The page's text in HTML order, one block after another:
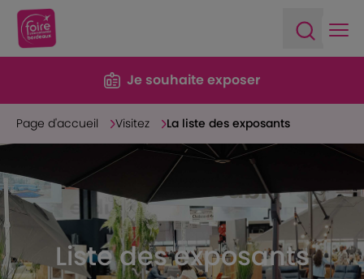
Je souhaite exposer
Page d'accueil Visitez La liste des exposants
Liste des exposants